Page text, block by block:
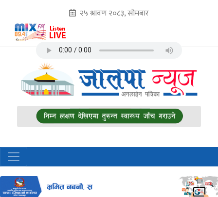
२५ श्रावण २०८३, सोमबार